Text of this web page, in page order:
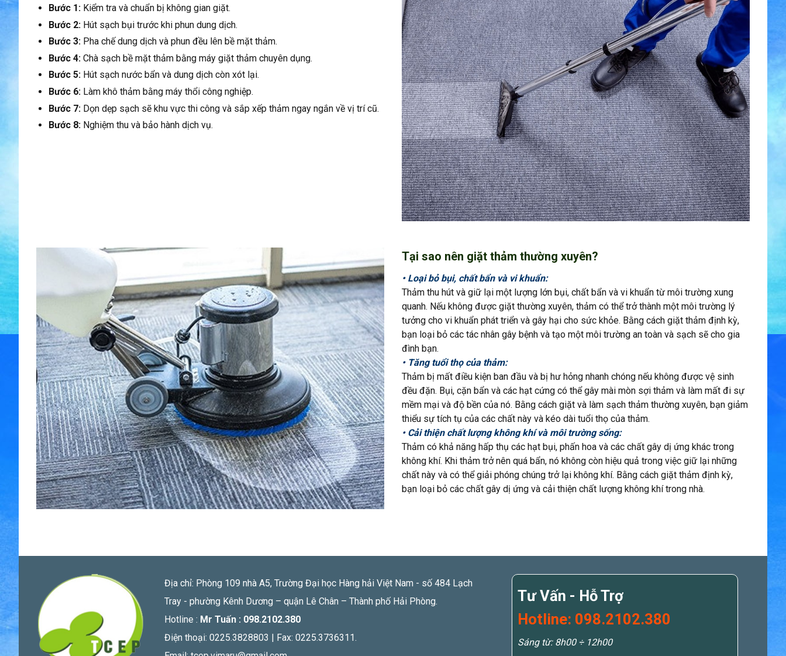
Bước 1:Kiểm tra và chuẩn bị không gian giặt.
Bước 2: Hút sạch bụi trước khi phun dung dịch.
Bước 3: Pha chế dung dịch và phun đều lên bề mặt thảm.
Bước 4:Chà sạch bề mặt thảm bằng máy giặt thảm chuyên dụng.
Bước 5: Hút sạch nước bẩn và dung dịch còn xót lại.
Bước 6:Làm khô thảm bằng máy thổi công nghiệp.
Bước 7:Dọn dẹp sạch sẽ khu vực thi công và sắp xếp thảm ngay ngắn về vị trí cũ.
Bước 8:Nghiệm thu và bảo hành dịch vụ.
Tại sao nên giặt thảm thường xuyên?
• Loại bỏ bụi, chất bẩn và vi khuẩn:
Thảm thu hút và giữ lại một lượng lớn bụi, chất bẩn và vi khuẩn từ môi trường xung
quanh. Nếu không được giặt thường xuyên, thảm có thể trở thành một môi trường lý
tưởng cho vi khuẩn phát triển và gây hại cho sức khỏe. Bằng cách giặt thảm định kỳ,
bạn loại bỏ các tác nhân gây bệnh và tạo một môi trường an toàn và sạch sẽ cho gia
đình bạn.
• Tăng tuổi thọ của thảm:
Thảm bị mất điều kiện ban đầu và bị hư hỏng nhanh chóng nếu không được vệ sinh
đều đặn. Bụi, cặn bẩn và các hạt cứng có thể gây mài mòn sợi thảm và làm mất đi sự
mềm mại và độ bền của nó. Bằng cách giặt và làm sạch thảm thường xuyên, bạn giảm
thiểu sự tích tụ của các chất này và kéo dài tuổi thọ của thảm.
• Cải thiện chất lượng không khí và môi trường sống:
Thảm có khả năng hấp thụ các hạt bụi, phấn hoa và các chất gây dị ứng khác trong
không khí. Khi thảm trở nên quá bẩn, nó không còn hiệu quả trong việc giữ lại những
chất này và có thể giải phóng chúng trở lại không khí. Bằng cách giặt thảm định kỳ,
bạn loại bỏ các chất gây dị ứng và cải thiện chất lượng không khí trong nhà.
Địa chỉ: Phòng 109 nhà A5, Trường Đại học Hàng hải Việt Nam - số 484 Lạch
Tray - phường Kênh Dương – quận Lê Chân – Thành phố Hải Phòng.
Hotline : Mr Tuấn : 098.2102.380
Điện thoại: 0225.3828803 | Fax: 0225.3736311.
Tư Vấn - Hỗ Trợ
Hotline: 098.2102.380
Sáng từ: 8h00 ÷ 12h00